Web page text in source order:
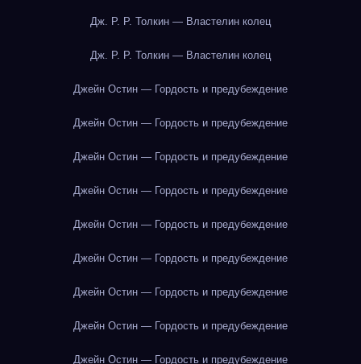
Дж. Р. Р. Толкин — Властелин колец
Дж. Р. Р. Толкин — Властелин колец
Джейн Остин — Гордость и предубеждение
Джейн Остин — Гордость и предубеждение
Джейн Остин — Гордость и предубеждение
Джейн Остин — Гордость и предубеждение
Джейн Остин — Гордость и предубеждение
Джейн Остин — Гордость и предубеждение
Джейн Остин — Гордость и предубеждение
Джейн Остин — Гордость и предубеждение
Джейн Остин — Гордость и предубеждение